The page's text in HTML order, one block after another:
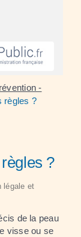
-
règles ?
?
légale et
de la peau
visse ou se